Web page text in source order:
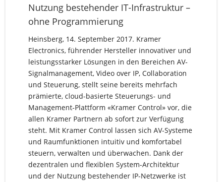
Nutzung bestehender IT-Infrastruktur –
ohne Programmierung
Heinsberg, 14. September 2017. Kramer
Electronics, führender Hersteller innovativer und
leistungsstarker Lösungen in den Bereichen AV-
Signalmanagement, Video over IP, Collaboration
und Steuerung, stellt seine bereits mehrfach
prämierte, cloud-basierte Steuerungs- und
Management-Plattform «Kramer Control» vor, die
allen Kramer Partnern ab sofort zur Verfügung
steht. Mit Kramer Control lassen sich AV-Systeme
und Raumfunktionen intuitiv und komfortabel
steuern, verwalten und überwachen. Dank der
dezentralen und flexiblen System-Architektur
und der Nutzung bestehender IP-Netzwerke ist